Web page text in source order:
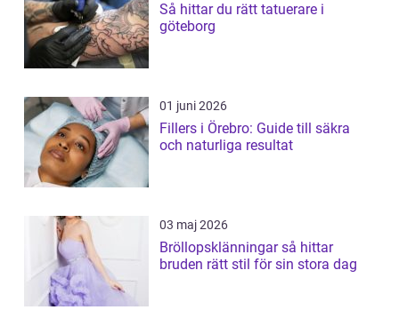
Så hittar du rätt tatuerare i
göteborg
01 juni 2026
Fillers i Örebro: Guide till säkra
och naturliga resultat
03 maj 2026
Bröllopsklänningar så hittar
bruden rätt stil för sin stora dag